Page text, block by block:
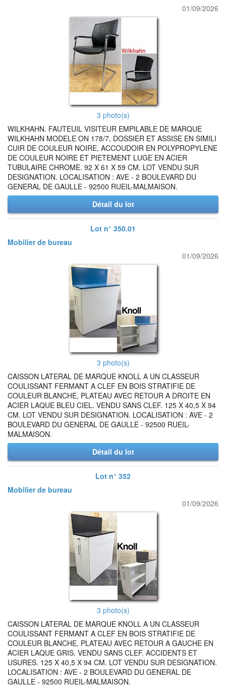
01/09/2026
3 photo(s)
WILKHAHN. FAUTEUIL VISITEUR EMPILABLE DE MARQUE
WILKHAHN MODELE ON 178/7, DOSSIER ET ASSISE EN SIMILI
CUIR DE COULEUR NOIRE, ACCOUDOIR EN POLYPROPYLENE
DE COULEUR NOIRE ET PIETEMENT LUGE EN ACIER
TUBULAIRE CHROME. 92 X 61 X 59 CM. LOT VENDU SUR
DESIGNATION. LOCALISATION : AVE - 2 BOULEVARD DU
GENERAL DE GAULLE - 92500 RUEIL-MALMAISON.
Détail du lot
Lot n° 350.01
Mobilier de bureau
01/09/2026
3 photo(s)
CAISSON LATERAL DE MARQUE KNOLL A UN CLASSEUR
COULISSANT FERMANT A CLEF EN BOIS STRATIFIE DE
COULEUR BLANCHE, PLATEAU AVEC RETOUR A DROITE EN
ACIER LAQUE BLEU CIEL. VENDU SANS CLEF. 125 X 40,5 X 94
CM. LOT VENDU SUR DESIGNATION. LOCALISATION : AVE - 2
BOULEVARD DU GENERAL DE GAULLE - 92500 RUEIL-
MALMAISON.
Détail du lot
Lot n° 352
Mobilier de bureau
01/09/2026
3 photo(s)
CAISSON LATERAL DE MARQUE KNOLL A UN CLASSEUR
COULISSANT FERMANT A CLEF EN BOIS STRATIFIE DE
COULEUR BLANCHE, PLATEAU AVEC RETOUR A GAUCHE EN
ACIER LAQUE GRIS. VENDU SANS CLEF. ACCIDENTS ET
USURES. 125 X 40,5 X 94 CM. LOT VENDU SUR DESIGNATION.
LOCALISATION : AVE - 2 BOULEVARD DU GENERAL DE
GAULLE - 92500 RUEIL-MALMAISON.